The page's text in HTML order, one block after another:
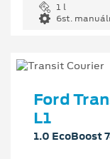
1 l
6st.
Ford
L1
1.0 EcoBoost